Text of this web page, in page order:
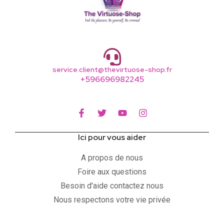
service.client@thevirtuose-shop.fr
+596696982245
Ici pour vous aider
A propos de nous
Foire aux questions
Besoin d'aide contactez nous
Nous respectons votre vie privée